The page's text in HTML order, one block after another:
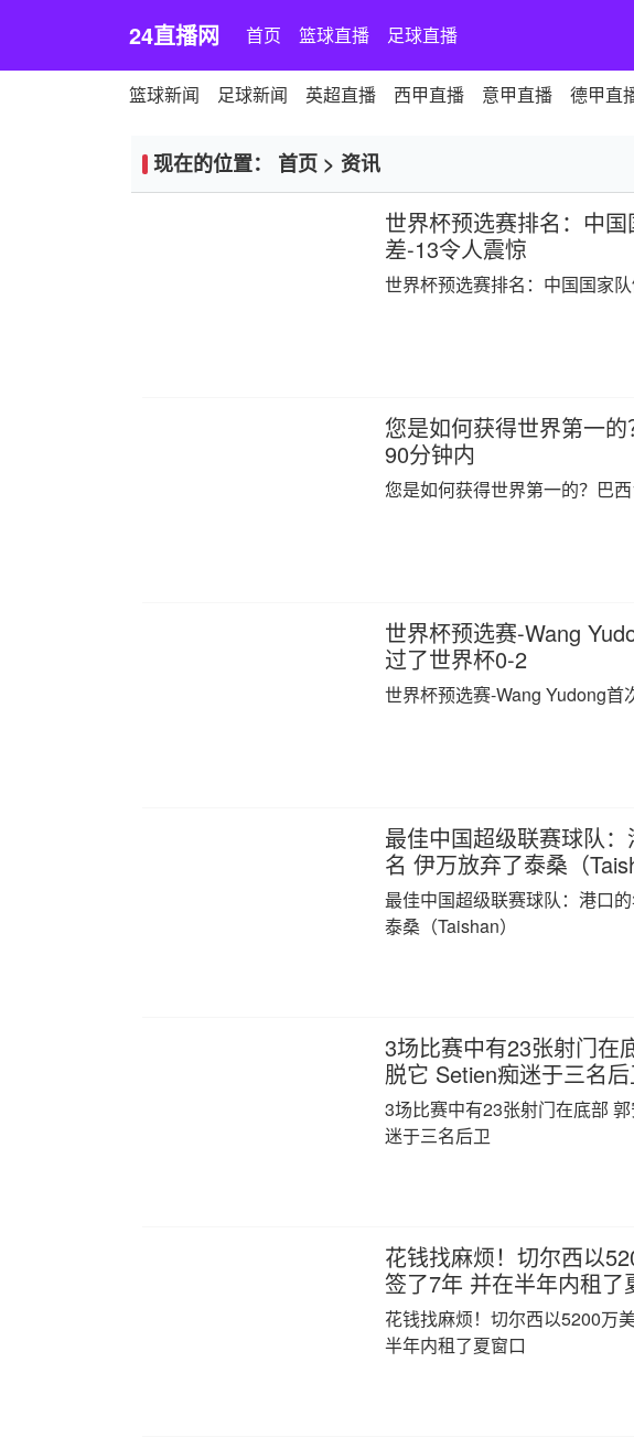
24直播网 首页 篮球直播 足球直播
篮球新闻 足球新闻 英超直播 西甲直播 意甲直播 德甲直
现在的位置： 首页 > 资讯
世界杯预选赛排名：中
差-13令人震惊
世界杯预选赛排名：中国国家
您是如何获得世界第一
90分钟内
您是如何获得世界第一的？巴
世界杯预选赛-Wang
过了世界杯0-2
世界杯预选赛-Wang Yudong
最佳中国超级联赛球队
名 伊万放弃了泰桑（
最佳中国超级联赛球队：港口
泰桑（Taishan）
3场比赛中有23张射门在
脱它 Setien痴迷于三名
3场比赛中有23张射门在底部
迷于三名后卫
花钱找麻烦！切尔西以
签了7年 并在半年内租了
花钱找麻烦！切尔西以5200万
半年内租了夏窗口